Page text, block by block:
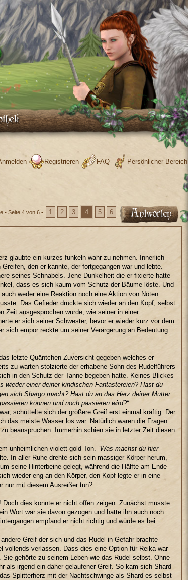
Persönlicher Bereich
FAQ
Registrieren
• Seite 4von 6• 1 2 3 4 5 6
glaubte ein kurzes funkeln wahr zu nehmen. Innerlich
den er kannte, der fortgegangen war und lebte.
seines Schnabels. Jene Dunkelheit die er fixierte hatte
dass es sich kaum vom Schutz der Bäume löste. Und
weder eine Reaktion noch eine Aktion von Nöten.
Das Gefieder drückte sich wieder an den Kopf, selbst
Zeit ausgesprochen wurde, wie seiner in einer
er sich seiner Schwester, bevor er wieder kurz vor dem
sich empor reckte um seiner Verärgerung an Bedeutung
letzte Quäntchen Zuversicht gegeben welches er
zu warten stolzierte der erhabene Sohn des Rudelführers
in den Schutz der Tanne begeben hatte. Keines Blickes
wieder einer deiner kindischen Fantastereien? Hast du
sich Shargo macht? Hast du an das Herz deiner Mutter
können und noch passieren wird?“
schüttelte sich der größere Greif erst einmal kräftig. Der
das meiste Wasser los war. Natürlich waren die Fragen
beanspruchen. Immerhin schien sie in letzter Zeit diesen
unheimlichen violett-gold Ton. “Was machst du hier
In aller Ruhe drehte sich sein massiger Körper herum,
seine Hinterbeine gelegt, während die Hälfte am Ende
wieder eng an den Körper, den Kopf legte er in eine
nur mit diesem Ausreißer tun?
dies konnte er nicht offen zeigen. Zunächst musste
Wort war sie davon gezogen und hatte ihn auch noch
empfand er nicht richtig und würde es bei
Greif der sich und das Rudel in Gefahr brachte
vollends verlassen. Dass dies eine Option für Reika war
gehörte zu seinem Leben wie das Rudel selbst. Ohne
als irgend ein daher gelaufener Greif. So kam sich Shard
Splitterherz mit der Nachtschwinge als Shard es selbst